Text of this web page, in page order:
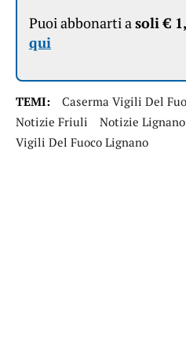
Puoi abbonarti asoli €
qui
TEMI:
Caserma Vigili Del
Notizie Friuli
Notizie Lignano
Vigili Del Fuoco Lignano